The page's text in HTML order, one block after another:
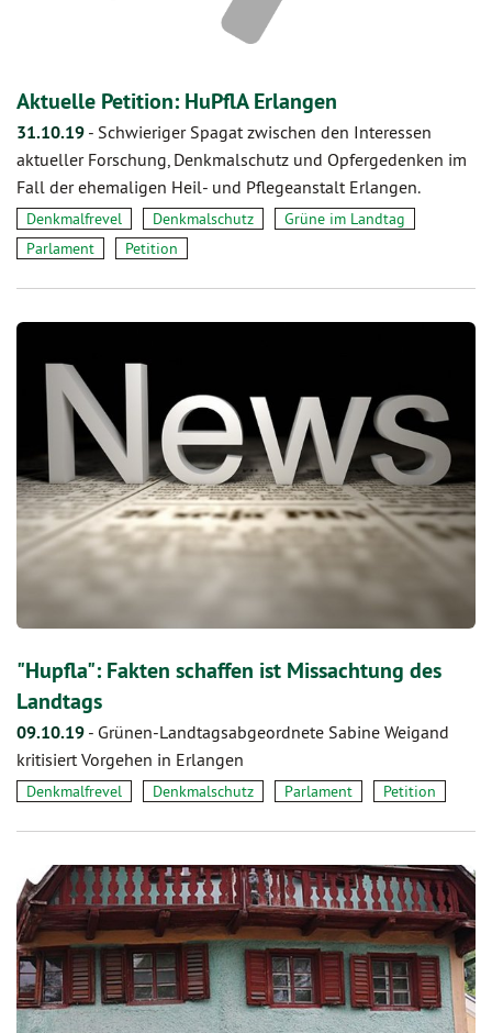
Aktuelle Petition: HuPflA Erlangen
31.10.19 - Schwieriger Spagat zwischen den Interessen
aktueller Forschung, Denkmalschutz und Opfergedenken im
Fall der ehemaligen Heil- und Pflegeanstalt Erlangen.
Denkmalfrevel Denkmalschutz
Grüne im Landtag
Parlament
Petition
"Hupfla": Fakten schaffen ist Missachtung des
Landtags
09.10.19 - Grünen-Landtagsabgeordnete Sabine Weigand
kritisiert Vorgehen in Erlangen
Denkmalfrevel Denkmalschutz Parlament Petition